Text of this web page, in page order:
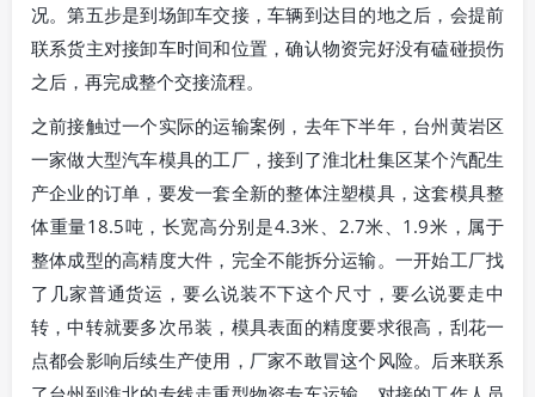
况。第五步是到场卸车交接，车辆到达目的地之后，会提前
联系货主对接卸车时间和位置，确认物资完好没有磕碰损伤
之后，再完成整个交接流程。
之前接触过一个实际的运输案例，去年下半年，台州黄岩区
一家做大型汽车模具的工厂，接到了淮北杜集区某个汽配生
产企业的订单，要发一套全新的整体注塑模具，这套模具整
体重量18.5吨，长宽高分别是4.3米、2.7米、1.9米，属于
整体成型的高精度大件，完全不能拆分运输。一开始工厂找
了几家普通货运，要么说装不下这个尺寸，要么说要走中
转，中转就要多次吊装，模具表面的精度要求很高，刮花一
点都会影响后续生产使用，厂家不敢冒这个风险。后来联系